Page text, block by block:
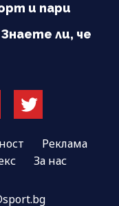
и пари
Знаете ли, че
Реклама
За нас